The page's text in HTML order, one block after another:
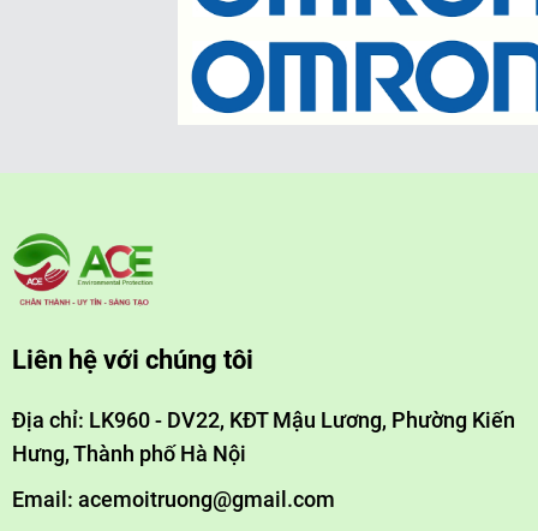
Liên hệ với chúng tôi
Địa chỉ: LK960 - DV22, KĐT Mậu Lương, Phường Kiến
Hưng, Thành phố Hà Nội
Email: acemoitruong@gmail.com